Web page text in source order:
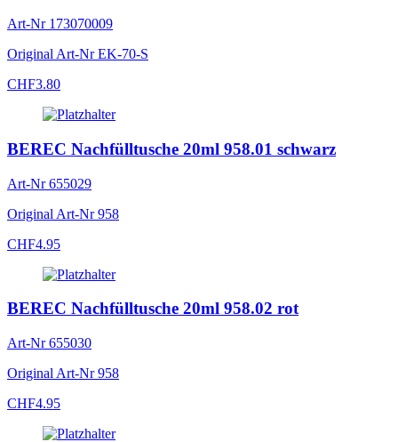
Art-Nr 173070009
Original Art-NrEK-70-S
CHF3.80
BEREC Nachfülltusche 20ml 958.01 schwarz
Art-Nr655029
Original Art-Nr958
CHF4.95
BEREC Nachfülltusche 20ml 958.02 rot
Art-Nr655030
Original Art-Nr958
CHF4.95